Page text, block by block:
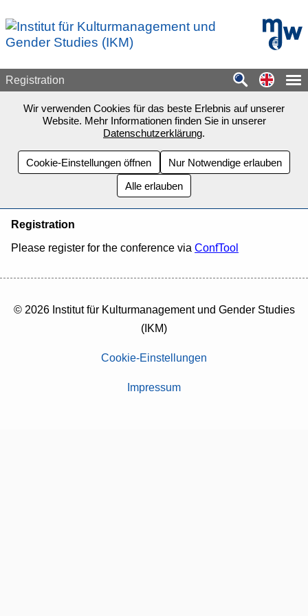
mdw -
Registration
Wir verwenden Cookies für das beste Erlebnis auf unserer
Website. Mehr Informationen finden Sie in unserer
Datenschutzerklärung.
Cookie-Einstellungen öffnen
Nur Notwendige erlauben
Alle erlauben
Registration
Please register for the conference via ConfTool
© 2026 Institut für Kulturmanagement und Gender Studies
(IKM)
Cookie-Einstellungen
Impressum